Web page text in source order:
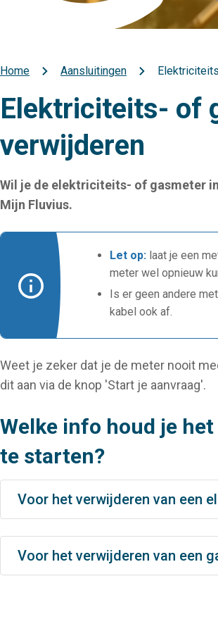
Kruimelpad
Home Aansluitingen
Elektriciteits- of
verwijderen
Wil je de elektriciteits- of gasmeter
Mijn Fluvius.
Let op: laat je een
meter wel opnieuw
Is er geen andere
kabel ook af.
Weet je zeker dat je de meter nooit
dit aan via de knop 'Start je aanvraag'.
Welke info houd je
te starten?
Voor het verwijderen van een
Voor het verwijderen van een